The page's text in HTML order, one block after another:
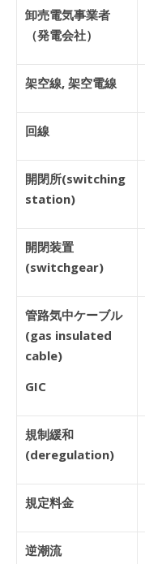
卸売電気事業者
（発電会社）
架空線, 架空電線
回線
開閉所(switching
station)
開閉装置
(switchgear)
管路気中ケーブル
(gas insulated
cable)
GIC
規制緩和
(deregulation)
規定料金
逆潮流